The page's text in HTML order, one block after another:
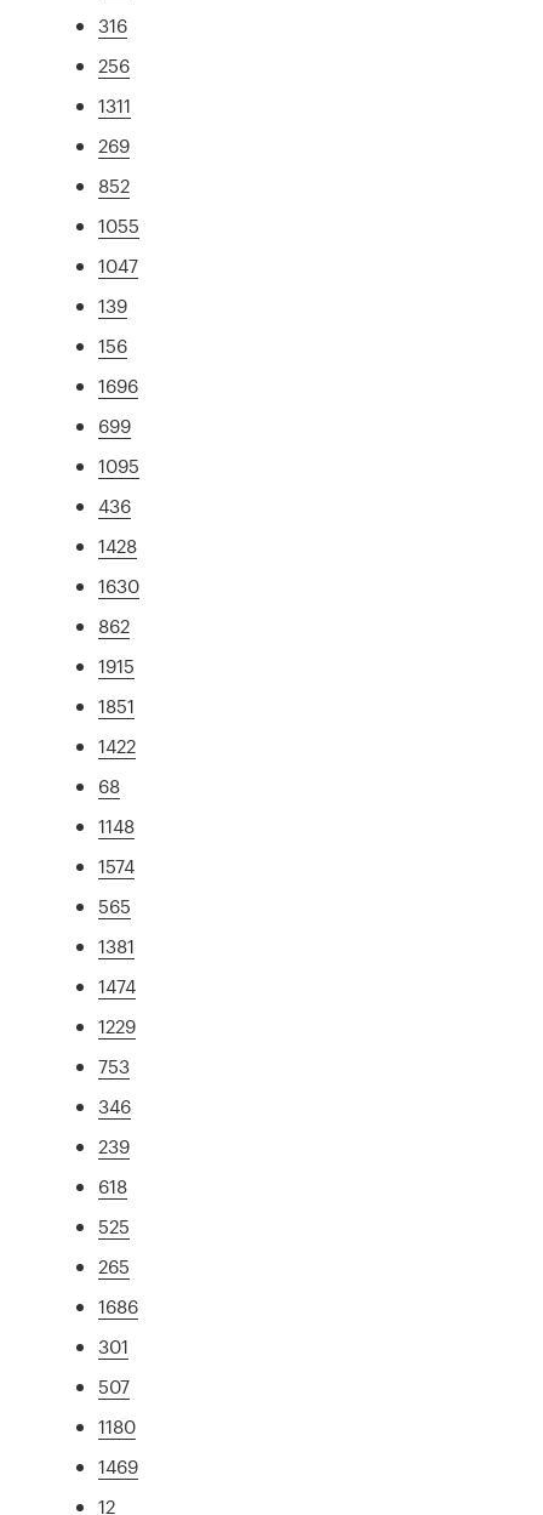
316
256
1311
269
852
1055
1047
139
156
1696
699
1095
436
1428
1630
862
1915
1851
1422
68
1148
1574
565
1381
1474
1229
753
346
239
618
525
265
1686
301
507
1180
1469
12